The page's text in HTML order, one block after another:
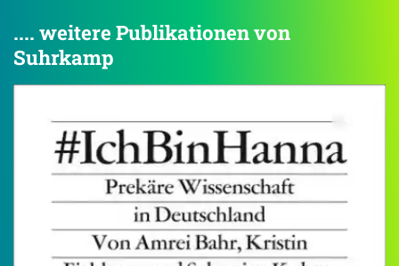
.... weitere Publikationen von
Suhrkamp